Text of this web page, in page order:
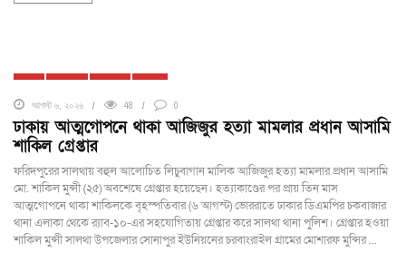
ঢাকা দেশজুড়ে ফরিদপুর সালথা
আগস্ট ৬, ২০২৬ 48 0
ঢাকায় আত্মগোপনে থাকা আজিজুর হত্যা মামলার প্রধান আসামি
শাকিল গ্রেপ্তার
ফরিদপুরের সালথায় বহুল আলোচিত লিচুবাগান মালিক আজিজুর হত্যা মামলার প্রধান আসামি
মো. শাকিল মুন্সী (২৫) অবশেষে গ্রেপ্তার হয়েছেন। হত্যাকাণ্ডের পর প্রায় তিন মাস
আত্মগোপনে থাকা শাকিলকে বৃহস্পতিবার (৬ আগস্ট) ভোররাতে ঢাকার ডিএমপির চকবাজার
থানা এলাকা থেকে র‍্যাব-১০-এর সহযোগিতায় গ্রেপ্তার করে সালথা থানা পুলিশ। গ্রেপ্তার হওয়া
শাকিল মুন্সী সালথা উপজেলার সোনাপুর ইউনিয়নের চরবাংরাইল গ্রামের মোশারফ মুন্সির ...